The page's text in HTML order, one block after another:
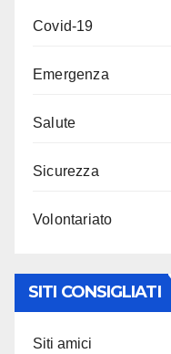
Covid-19
Emergenza
Salute
Sicurezza
Volontariato
SITI CONSIGLIATI
Siti amici